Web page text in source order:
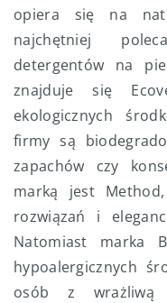
opiera się na
najchętniej
detergentów na
znajduje się
ekologicznych
firmy są
zapachów czy
marką jest
rozwiązań i
Natomiast marka
hypoalergicznych
osób z wrażliwą